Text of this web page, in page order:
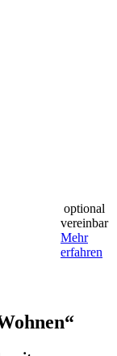
optional
vereinbar
Mehr
erfahren